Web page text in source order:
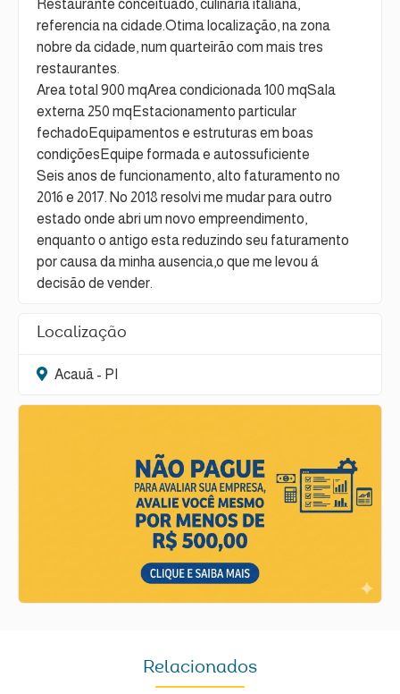
Restaurante conceituado, culinaria italiana,
referencia na cidade.Otima localização, na zona
nobre da cidade, num quarteirão com mais tres
restaurantes.
Area total 900 mqArea condicionada 100 mqSala
externa 250 mqEstacionamento particular
fechadoEquipamentos e estruturas em boas
condiçõesEquipe formada e autossuficiente
Seis anos de funcionamento, alto faturamento no
2016 e 2017. No 2018 resolvi me mudar para outro
estado onde abri um novo empreendimento,
enquanto o antigo esta reduzindo seu faturamento
por causa da minha ausencia,o que me levou á
decisão de vender.
Localização
Acauã - PI
Relacionados